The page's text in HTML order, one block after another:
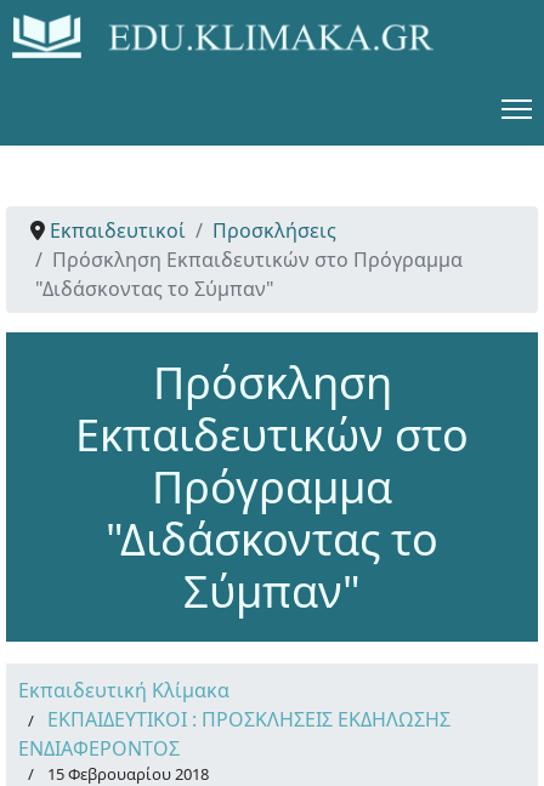
Εκπαιδευτικοί
Προσκλήσεις
Πρόσκληση Εκπαιδευτικών στο Πρόγραμμα
"Διδάσκοντας το Σύμπαν"
Πρόσκληση
Εκπαιδευτικών στο
Πρόγραμμα
"Διδάσκοντας το
Σύμπαν"
Εκπαιδευτική Κλίμακα
ΕΚΠΑΙΔΕΥΤΙΚΟΙ : ΠΡΟΣΚΛΗΣΕΙΣ ΕΚΔΗΛΩΣΗΣ
ΕΝΔΙΑΦΕΡΟΝΤΟΣ
15 Φεβρουαρίου 2018